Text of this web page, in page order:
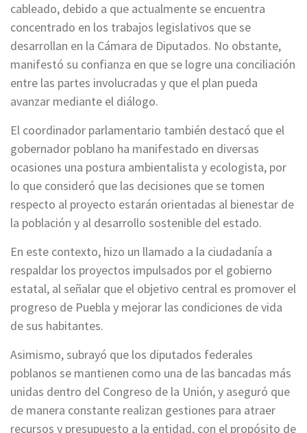
cableado, debido a que actualmente se encuentra
concentrado en los trabajos legislativos que se
desarrollan en la Cámara de Diputados. No obstante,
manifestó su confianza en que se logre una conciliación
entre las partes involucradas y que el plan pueda
avanzar mediante el diálogo.
El coordinador parlamentario también destacó que el
gobernador poblano ha manifestado en diversas
ocasiones una postura ambientalista y ecologista, por
lo que consideró que las decisiones que se tomen
respecto al proyecto estarán orientadas al bienestar de
la población y al desarrollo sostenible del estado.
En este contexto, hizo un llamado a la ciudadanía a
respaldar los proyectos impulsados por el gobierno
estatal, al señalar que el objetivo central es promover el
progreso de Puebla y mejorar las condiciones de vida
de sus habitantes.
Asimismo, subrayó que los diputados federales
poblanos se mantienen como una de las bancadas más
unidas dentro del Congreso de la Unión, y aseguró que
de manera constante realizan gestiones para atraer
recursos y presupuesto a la entidad, con el propósito de